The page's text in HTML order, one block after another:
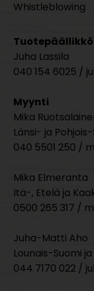
Whistleblowing
Juha Lassila
040 154 6025 /
Myynti
Mika
Länsi- ja
040 5501 250 /
Mika Elmeranta
Itä-, Etelä ja
0500 265 317 /
Juha-Matti Aho
Lounais-Suomi
044 7170 022 /